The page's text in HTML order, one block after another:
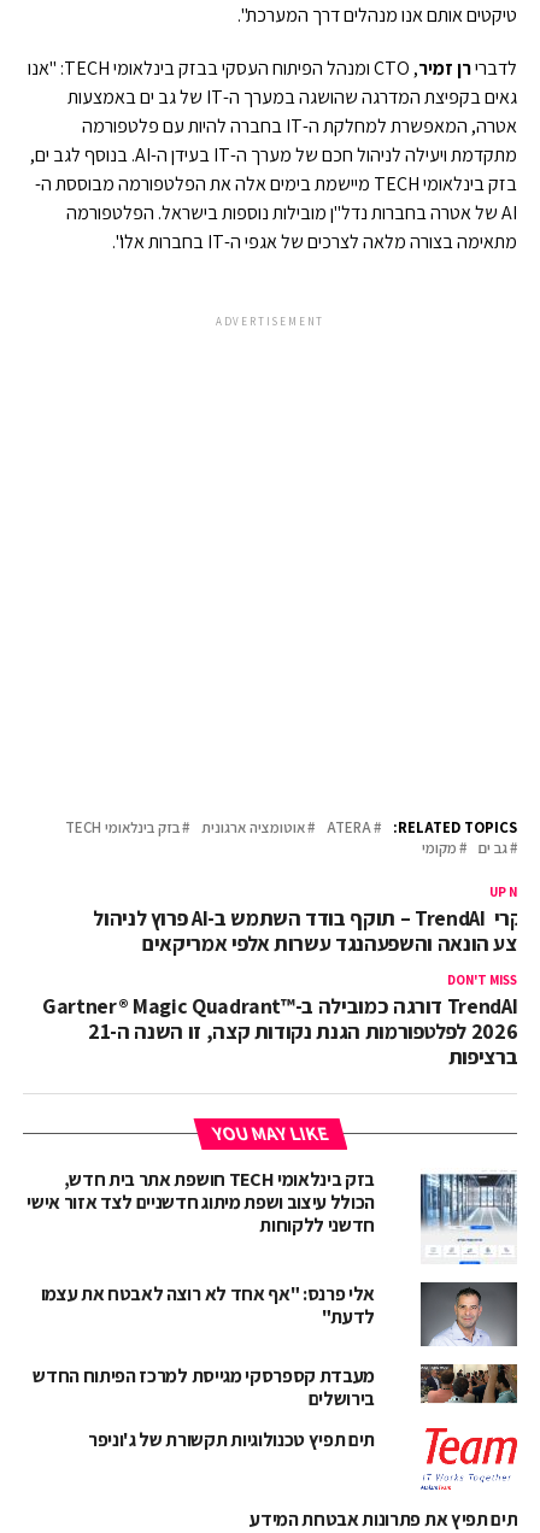
טיקטים אותם אנו מנהלים דרך המערכת".
לדברירן זמיר
, CTO ומנהל הפיתוח העסקי בבזק בינלאומי TECH: "אנו
גאים בקפיצת המדרגה שהושגה במערך ה-IT של גב ים באמצעות
אטרה, המאפשרת למחלקת ה-IT בחברה להיות עם פלטפורמה
מתקדמת ויעילה לניהול חכם של מערך ה-IT בעידן ה-AI. בנוסף לגב ים,
בזק בינלאומי TECH מיישמת בימים אלה את הפלטפורמה מבוססת ה-
AI של אטרה בחברות נדל"ן מובילות נוספות בישראל. הפלטפורמה
מתאימה בצורה מלאה לצרכים של אגפי ה-IT בחברות אלו".
ADVERTISEMENT
RELATED TOPICS:
ATERA אוטומציה ארגונית
בזק בינלאומי TECH
גב ים
מקומי
UP
חוקרי TrendAI – תוקף בודד השתמש ב-AI פרוץ לניהול
הונאה והשפעהנגד עשרות אלפי אמריקאים
DON'T MISS
TrendAI דורגה כמובילה ב-Gartner® Magic Quadrant™
2026 לפלטפורמות הגנת נקודות קצה, זו השנה ה-21
ברציפות
YOU MAY LIKE
בזק בינלאומי TECH חושפת אתר בית חדש,
הכולל עיצוב ושפת מיתוג חדשניים לצד אזור אישי
חדשני ללקוחות
אלי פרנס: "אף אחד לא רוצה לאבטח את עצמו
לדעת"
מעבדת קספרסקי מגייסת למרכז הפיתוח החדש
בירושלים
תים תפיץ טכנולוגיות תקשורת של ג'וניפר
תים תפיץ את פתרונות אבטחת המידע